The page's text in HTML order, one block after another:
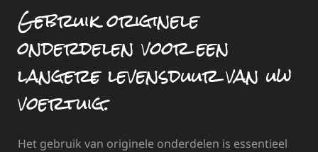
Gebruik originele
onderdelen voor een
langere levensduur van uw
voertuig.
Het gebruik van originele onderdelen is essentieel